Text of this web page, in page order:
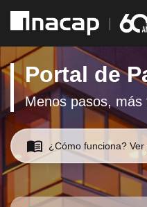
Portal de
Menos pasos, más
menu_book ¿Cómo funciona?